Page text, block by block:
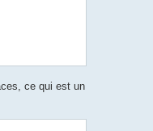
ce qui est un